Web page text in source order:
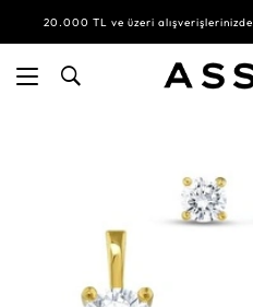
20.000 TL ve üzeri alışverişlerinizde